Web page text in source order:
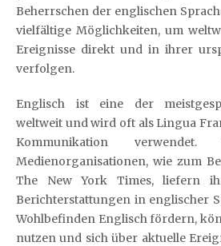
Beherrschen der englischen
vielfältige Möglichkeiten, um
Ereignisse direkt und in ihrer
verfolgen.
Englisch ist eine der
weltweit und wird oft als Lingua
Kommunikation verwendet.
Medienorganisationen, wie zum
The New York Times, liefern
Berichterstattungen in englischer
Wohlbefinden Englisch fördern,
nutzen und sich über aktuelle